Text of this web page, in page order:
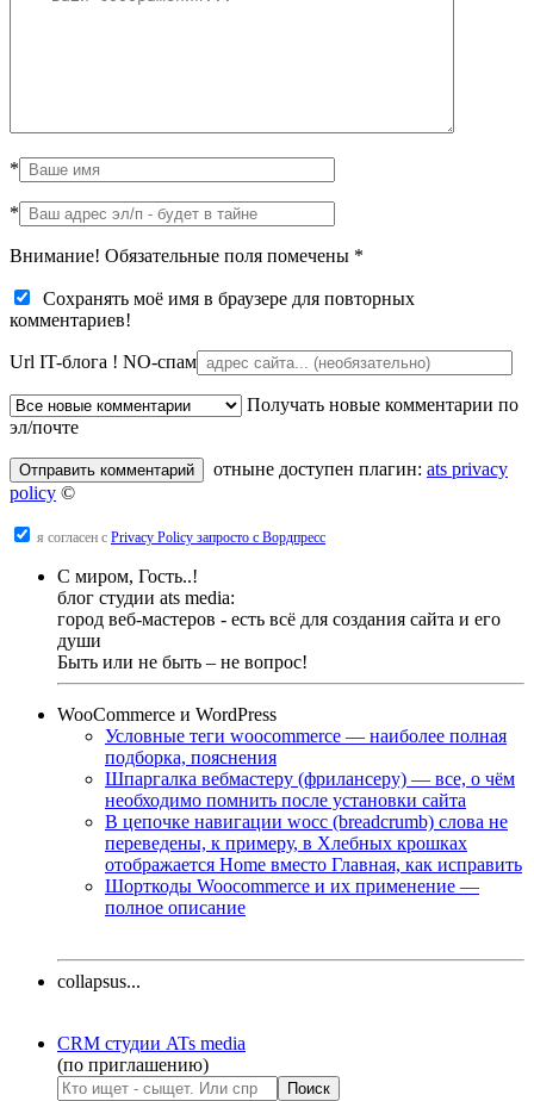
*
*
Внимание! Обязательные поля помечены *
Сохранять моё имя в браузере для повторных
комментариев!
Url IT-блога ! NO-спам
Получать новые комментарии по
эл/почте
отныне доступен плагин: ats privacy
policy ©
я согласен с Privacy Policy запросто с Вордпресс
С миром, Гость..!
блог студии ats media:
город веб-мастеров - есть всё для создания сайта и его
души
Быть или не быть – не вопрос!
WooCommerce и WordPress
Условные теги woocommerce — наиболее полная
подборка, пояснения
Шпаргалка вебмастеру (фрилансеру) — все, о чём
необходимо помнить после установки сайта
В цепочке навигации wocc (breadcrumb) слова не
переведены, к примеру, в Хлебных крошках
отображается Home вместо Главная, как исправить
Шорткоды Woocommerce и их применение —
полное описание
collapsus...
CRM студии ATs media
(по приглашению)